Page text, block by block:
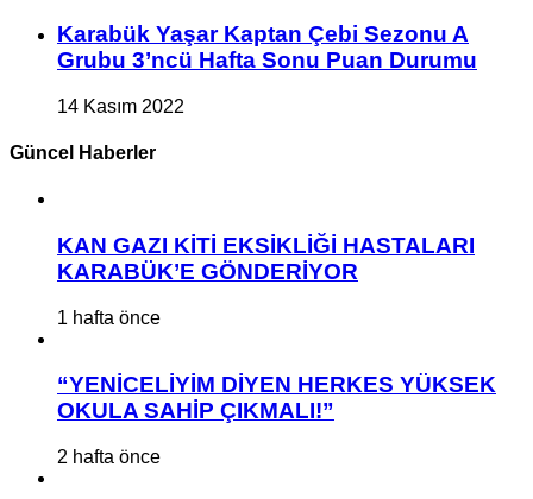
Karabük Yaşar Kaptan Çebi Sezonu A
Grubu 3’ncü Hafta Sonu Puan Durumu
14 Kasım 2022
Güncel Haberler
KAN GAZI KİTİ EKSİKLİĞİ HASTALARI
KARABÜK’E GÖNDERİYOR
1 hafta önce
“YENİCELİYİM DİYEN HERKES YÜKSEK
OKULA SAHİP ÇIKMALI!”
2 hafta önce